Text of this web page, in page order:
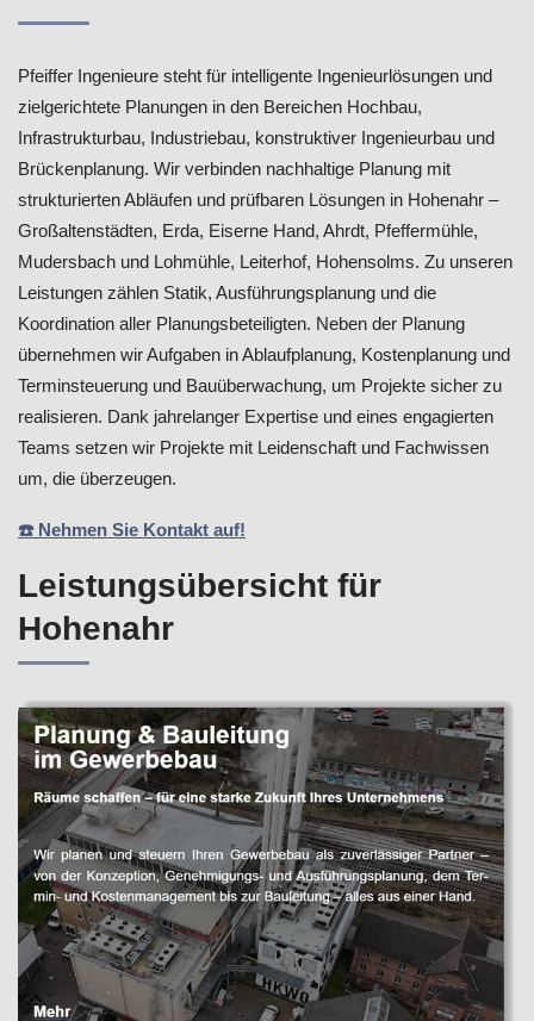
Pfeiffer Ingenieure steht für intelligente Ingenieurlösungen und
zielgerichtete Planungen in den Bereichen Hochbau,
Infrastrukturbau, Industriebau, konstruktiver Ingenieurbau und
Brückenplanung. Wir verbinden nachhaltige Planung mit
strukturierten Abläufen und prüfbaren Lösungen in Hohenahr –
Großaltenstädten, Erda, Eiserne Hand, Ahrdt, Pfeffermühle,
Mudersbach und Lohmühle, Leiterhof, Hohensolms. Zu unseren
Leistungen zählen Statik, Ausführungsplanung und die
Koordination aller Planungsbeteiligten. Neben der Planung
übernehmen wir Aufgaben in Ablaufplanung, Kostenplanung und
Terminsteuerung und Bauüberwachung, um Projekte sicher zu
realisieren. Dank jahrelanger Expertise und eines engagierten
Teams setzen wir Projekte mit Leidenschaft und Fachwissen
um, die überzeugen.
☎️ Nehmen Sie Kontakt auf!
Leistungsübersicht für
Hohenahr